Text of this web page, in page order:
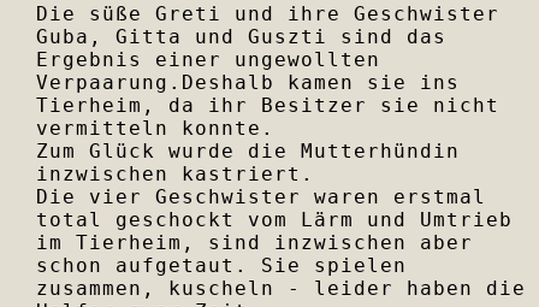
Die süße Greti und ihre Geschwister
Guba, Gitta und Guszti sind das
Ergebnis einer ungewollten
Verpaarung.Deshalb kamen sie ins
Tierheim, da ihr Besitzer sie nicht
vermitteln konnte.
Zum Glück wurde die Mutterhündin
inzwischen kastriert.
Die vier Geschwister waren erstmal
total geschockt vom Lärm und Umtrieb
im Tierheim, sind inzwischen aber
schon aufgetaut. Sie spielen
zusammen, kuscheln - leider haben die